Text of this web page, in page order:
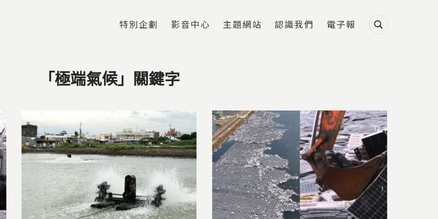
特別企劃 影音中心 主題網站 認識我們 電子報
「極端氣候」關鍵字